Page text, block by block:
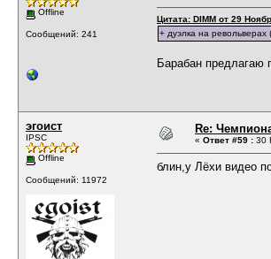
Offline
Сообщений: 241
Цитата: DIMM от 29
+ дуэлка на револьверах
Барабан предлагаю
эгоист
IPSC
Offline
Сообщений: 11972
Re:
« Ответ #59 : 30
блин,у Лёхи видео